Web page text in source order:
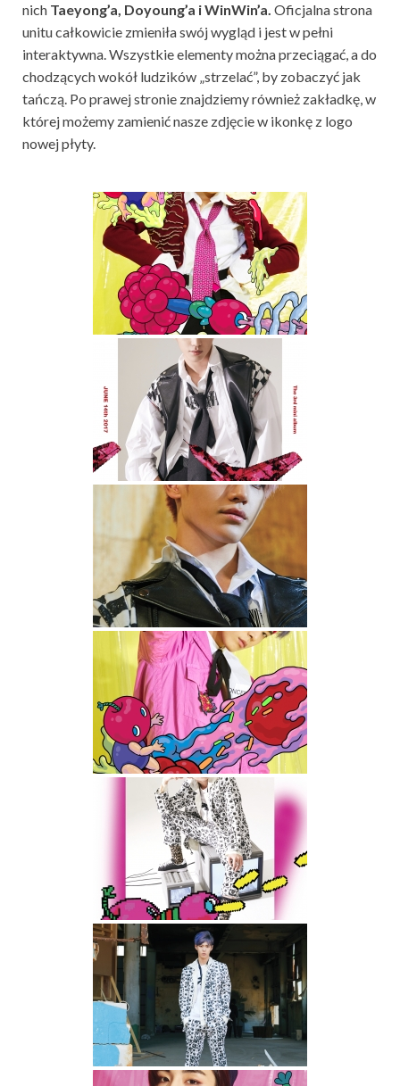
nich Taeyong’a, Doyoung’a i WinWin’a. Oficjalna strona
unitu całkowicie zmieniła swój wygląd i jest w pełni
interaktywna. Wszystkie elementy można przeciągać, a do
chodzących wokół ludzików „strzelać”, by zobaczyć jak
tańczą. Po prawej stronie znajdziemy również zakładkę, w
której możemy zamienić nasze zdjęcie w ikonkę z logo
nowej płyty.